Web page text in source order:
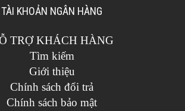
TÀI KHOẢN NGÂN HÀNG
TRỢ KHÁCH HÀNG
Tìm kiếm
Giới thiệu
Chính sách đổi trả
Chính sách bảo mật